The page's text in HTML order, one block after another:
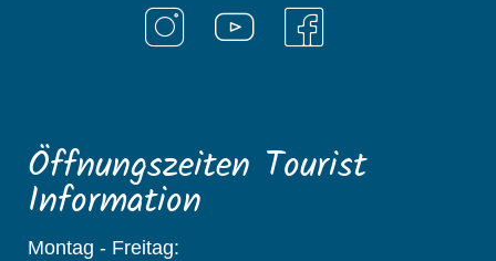
Öffnungszeiten Tourist
Information
Montag - Freitag: